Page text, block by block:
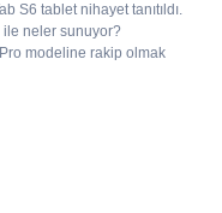
S6 tablet nihayet tanıtıldı.
ile neler sunuyor?
modeline rakip olmak